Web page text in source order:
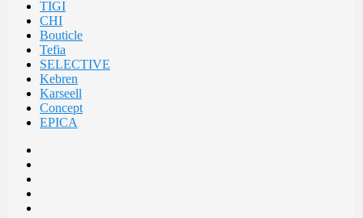
TIGI
CHI
Bouticle
Tefia
SELECTIVE
Kebren
Karseell
Concept
EPICA